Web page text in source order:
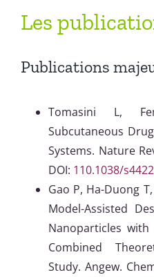
Les
Publications
Tomasini L,
Subcutaneous
Systems. Nature
DOI: 110.1038/
Gao P, Ha-Duong
Model-Assisted
Nanoparticles with
Combined
Study. Angew.